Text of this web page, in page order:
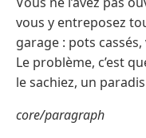
vous y entreposez
garage : pots
Le problème, c’est
le sachiez, un
core/paragraph